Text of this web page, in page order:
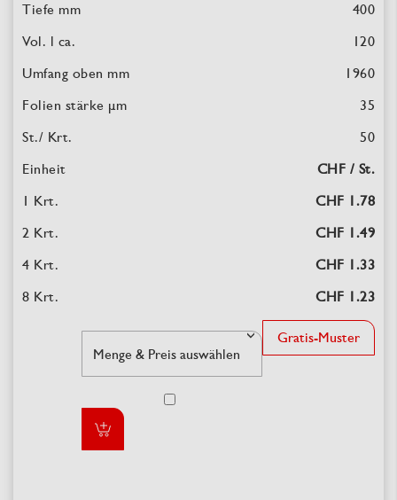
400
120
1960
35
50
CHF / St.
CHF 1.78
CHF 1.49
CHF 1.33
CHF 1.23
Gratis-Muster